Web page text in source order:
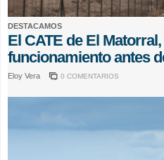
DESTACAMOS
El CATE de El
funcionamiento antes
Eloy Vera 0 COMENTARIOS